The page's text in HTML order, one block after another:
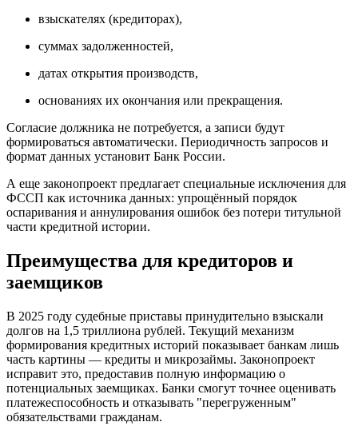
взыскателях (кредиторах),
суммах задолженностей,
датах открытия производств,
основаниях их окончания или прекращения.
Согласие должника не потребуется, а записи будут
формироваться автоматически. Периодичность запросов и
формат данных установит Банк России.
А еще законопроект предлагает специальные исключения для
ФССП как источника данных: упрощённый порядок
оспаривания и аннулирования ошибок без потери титульной
части кредитной истории.
Преимущества для кредиторов и
заемщиков
В 2025 году судебные приставы принудительно взыскали
долгов на 1,5 триллиона рублей. Текущий механизм
формирования кредитных историй показывает банкам лишь
часть картины — кредиты и микрозаймы. Законопроект
исправит это, предоставив полную информацию о
потенциальных заемщиках. Банки смогут точнее оценивать
платежеспособность и отказывать "перегруженным"
обязательствами гражданам.